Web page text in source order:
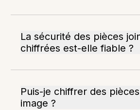
La sécurité des pièces
chiffrées est-elle fiable ?
Puis-je chiffrer des
image ?